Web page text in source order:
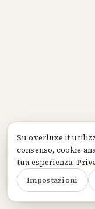
Suoverluxe.it
consenso, cookie
tua esperienza.
Impostazioni